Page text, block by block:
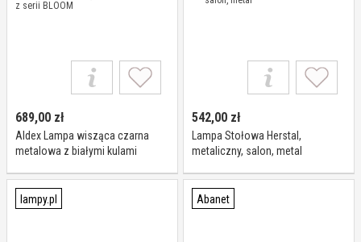
689,00 zł
Aldex Lampa wisząca czarna
metalowa z białymi kulami
542,00 zł
Lampa Stołowa Herstal,
metaliczny, salon, metal
lampy.pl Abanet